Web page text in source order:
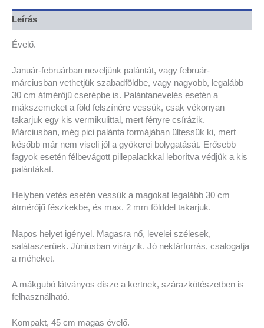
Leírás
Évelő.
Január-februárban neveljünk palántát, vagy február-
márciusban vethetjük szabadföldbe, vagy nagyobb, legalább
30 cm átmérőjű cserépbe is. Palántanevelés esetén a
mákszemeket a föld felszínére vessük, csak vékonyan
takarjuk egy kis vermikulittal, mert fényre csírázik.
Márciusban, még pici palánta formájában ültessük ki, mert
később már nem viseli jól a gyökerei bolygatását. Erősebb
fagyok esetén félbevágott pillepalackkal leborítva védjük a kis
palántákat.
Helyben vetés esetén vessük a magokat legalább 30 cm
átmérőjű fészkekbe, és max. 2 mm földdel takarjuk.
Napos helyet igényel. Magasra nő, levelei szélesek,
salátaszerűek. Júniusban virágzik. Jó nektárforrás, csalogatja
a méheket.
A mákgubó látványos dísze a kertnek, szárazkötészetben is
felhasználható.
Kompakt, 45 cm magas évelő.